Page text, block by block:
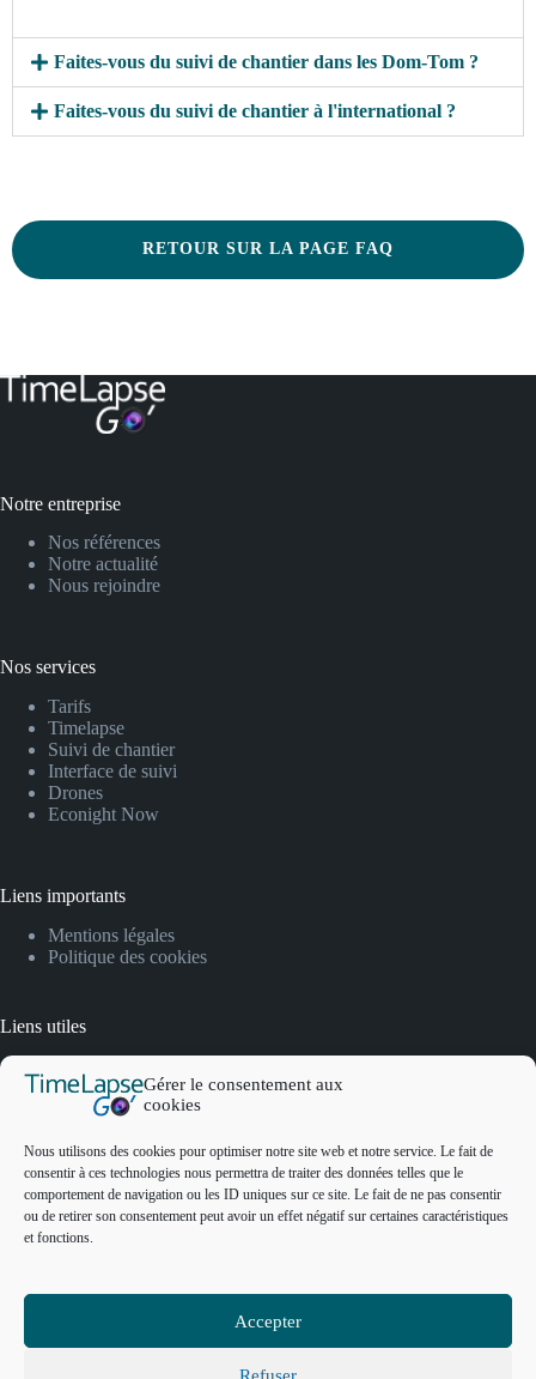
Gérer le consentement aux
cookies
Nous utilisons des cookies pour optimiser notre site web et notre service. Le fait de
consentir à ces technologies nous permettra de traiter des données telles que le
comportement de navigation ou les ID uniques sur ce site. Le fait de ne pas consentir
ou de retirer son consentement peut avoir un effet négatif sur certaines caractéristiques
et fonctions.
Accepter
Refuser
Faites-vous du suivi de chantier dans les Dom-Tom ?
Faites-vous du suivi de chantier à l'international ?
RETOUR SUR LA PAGE FAQ
Notre entreprise
Nos références
Notre actualité
Nous rejoindre
Nos services
Tarifs
Timelapse
Suivi de chantier
Interface de suivi
Drones
Econight Now
Liens importants
Mentions légales
Politique des cookies
Liens utiles
Lexique
Contact
Contact
contact@timelapsego.com
+33 (0) 9 72 44 11 73